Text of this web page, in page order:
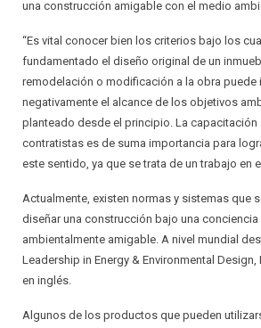
una construcción amigable con el medio
“Es vital conocer bien los criterios bajo los
fundamentado el diseño original de un
remodelación o modificación a la obra puede
negativamente el alcance de los objetivos
planteado desde el principio. La capacitación
contratistas es de suma importancia para
este sentido, ya que se trata de un trabajo en
Actualmente, existen normas y sistemas que
diseñar una construcción bajo una conciencia
ambientalmente amigable. A nivel mundial
Leadership in Energy & Environmental Design,
en inglés.
Algunos de los productos que pueden